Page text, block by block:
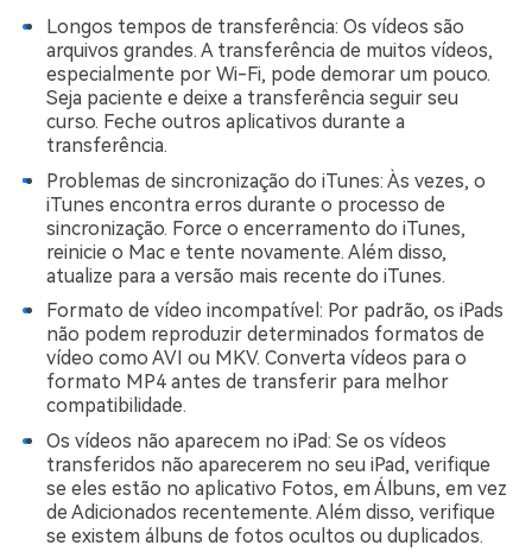
Longos tempos de transferência: Os vídeos são
arquivos grandes. A transferência de muitos vídeos,
especialmente por Wi-Fi, pode demorar um pouco.
Seja paciente e deixe a transferência seguir seu
curso. Feche outros aplicativos durante a
transferência.
Problemas de sincronização do iTunes: Às vezes, o
iTunes encontra erros durante o processo de
sincronização. Force o encerramento do iTunes,
reinicie o Mac e tente novamente. Além disso,
atualize para a versão mais recente do iTunes.
Formato de vídeo incompatível: Por padrão, os iPads
não podem reproduzir determinados formatos de
vídeo como AVI ou MKV. Converta vídeos para o
formato MP4 antes de transferir para melhor
compatibilidade.
Os vídeos não aparecem no iPad: Se os vídeos
transferidos não aparecerem no seu iPad, verifique
se eles estão no aplicativo Fotos, em Álbuns, em vez
de Adicionados recentemente. Além disso, verifique
se existem álbuns de fotos ocultos ou duplicados.